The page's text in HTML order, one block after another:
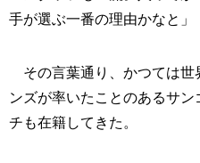
手が選ぶ一番の理由かなと」
その言葉通り、かつては世
ンズが率いたことのあるサ
チも在籍してきた。